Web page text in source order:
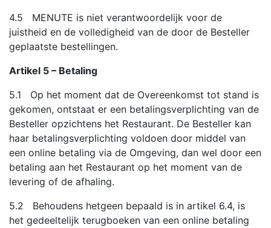
4.5 MENUTE is niet verantwoordelijk voor de
juistheid en de volledigheid van de door de Besteller
geplaatste bestellingen.
Artikel 5 – Betaling
5.1 Op het moment dat de Overeenkomst tot stand is
gekomen, ontstaat er een betalingsverplichting van de
Besteller opzichtens het Restaurant. De Besteller kan
haar betalingsverplichting voldoen door middel van
een online betaling via de Omgeving, dan wel door een
betaling aan het Restaurant op het moment van de
levering of de afhaling.
5.2 Behoudens hetgeen bepaald is in artikel 6.4, is
het gedeeltelijk terugboeken van een online betaling